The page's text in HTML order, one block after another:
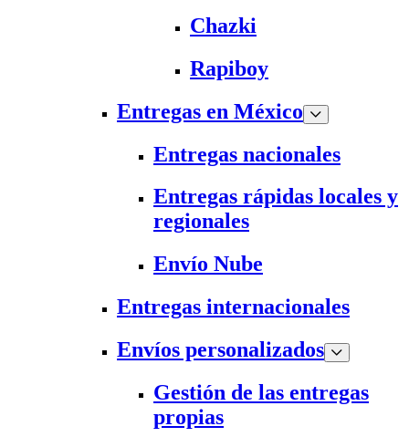
Chazki
Rapiboy
Entregas en México
Entregas nacionales
Entregas rápidas locales y
regionales
Envío Nube
Entregas internacionales
Envíos personalizados
Gestión de las entregas
propias